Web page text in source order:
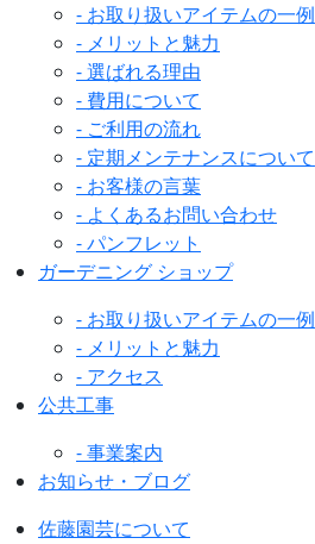
- お取り扱いアイテムの一例
- メリットと魅力
- 選ばれる理由
- 費用について
- ご利用の流れ
- 定期メンテナンスについて
- お客様の言葉
- よくあるお問い合わせ
- パンフレット
ガーデニング ショップ
- お取り扱いアイテムの一例
- メリットと魅力
- アクセス
公共工事
- 事業案内
お知らせ・ブログ
佐藤園芸について